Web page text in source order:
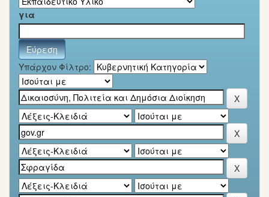
για
Υπάρχον Φίλτρο: